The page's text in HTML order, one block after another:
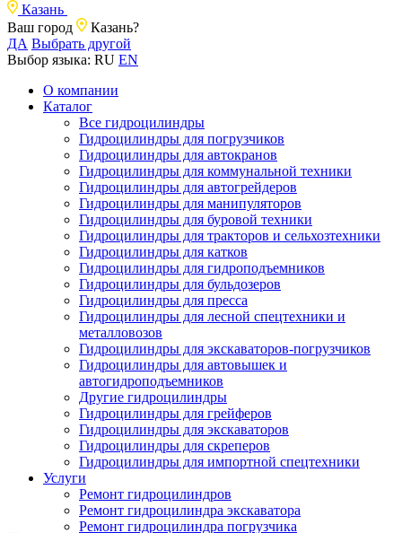
Казань
Ваш город
Казань?
ДА Выбрать другой
Выбор языка: RU EN
О компании
Каталог
Все гидроцилиндры
Гидроцилиндры для погрузчиков
Гидроцилиндры для автокранов
Гидроцилиндры для коммунальной техники
Гидроцилиндры для автогрейдеров
Гидроцилиндры для манипуляторов
Гидроцилиндры для буровой техники
Гидроцилиндры для тракторов и сельхозтехники
Гидроцилиндры для катков
Гидроцилиндры для гидроподъемников
Гидроцилиндры для бульдозеров
Гидроцилиндры для пресса
Гидроцилиндры для лесной спецтехники и
металловозов
Гидроцилиндры для экскаваторов-погрузчиков
Гидроцилиндры для автовышек и
автогидроподъемников
Другие гидроцилиндры
Гидроцилиндры для грейферов
Гидроцилиндры для экскаваторов
Гидроцилиндры для скреперов
Гидроцилиндры для импортной спецтехники
Услуги
Ремонт гидроцилиндров
Ремонт гидроцилиндра экскаватора
Ремонт гидроцилиндра погрузчика